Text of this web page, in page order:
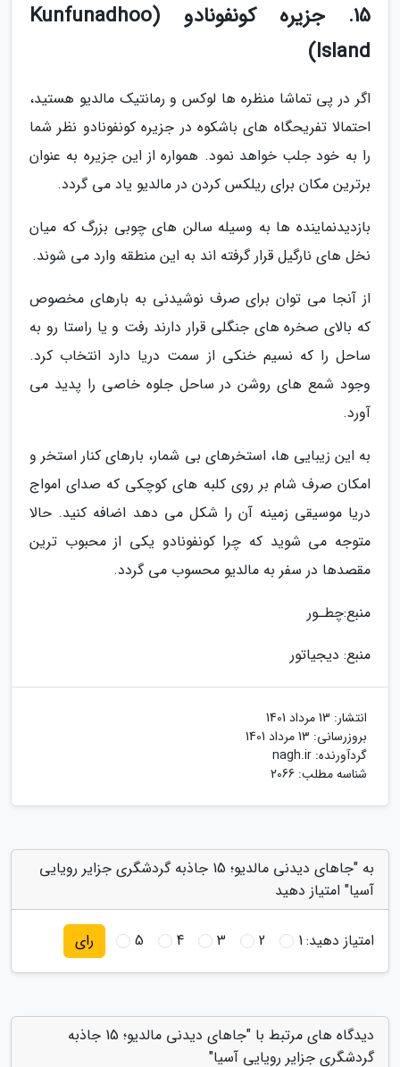
15. جزیره کونفونادو (Kunfunadhoo
Island)
اگر در پی تماشا منظره ها لوکس و رمانتیک مالدیو هستید،
احتمالا تفریحگاه های باشکوه در جزیره کونفونادو نظر شما
را به خود جلب خواهد نمود. همواره از این جزیره به عنوان
برترین مکان برای ریلکس کردن در مالدیو یاد می گردد.
بازدیدنماینده ها به وسیله سالن های چوبی بزرگ که میان
نخل های نارگیل قرار گرفته اند به این منطقه وارد می شوند.
از آنجا می توان برای صرف نوشیدنی به بارهای مخصوص
که بالای صخره های جنگلی قرار دارند رفت و یا راستا رو به
ساحل را که نسیم خنکی از سمت دریا دارد انتخاب کرد.
وجود شمع های روشن در ساحل جلوه خاصی را پدید می
آورد.
به این زیبایی ها، استخرهای بی شمار، بارهای کنار استخر و
امکان صرف شام بر روی کلبه های کوچکی که صدای امواج
دریا موسیقی زمینه آن را شکل می دهد اضافه کنید. حالا
متوجه می شوید که چرا کونفونادو یکی از محبوب ترین
مقصدها در سفر به مالدیو محسوب می گردد.
منبع:چطـور
منبع: دیجیاتور
انتشار: 13 مرداد 1401
بروزرسانی: 13 مرداد 1401
گردآورنده: nagh.ir
شناسه مطلب: 2066
به "جاهای دیدنی مالدیو؛ 15 جاذبه گردشگری جزایر رویایی
آسیا" امتیاز دهید
امتیاز دهید:1
2
3
4
5 رای
دیدگاه های مرتبط با "جاهای دیدنی مالدیو؛ 15 جاذبه
گردشگری جزایر رویایی آسیا"